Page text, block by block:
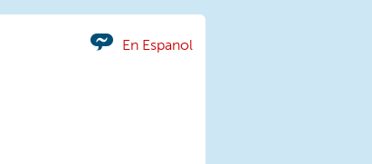
En Espanol